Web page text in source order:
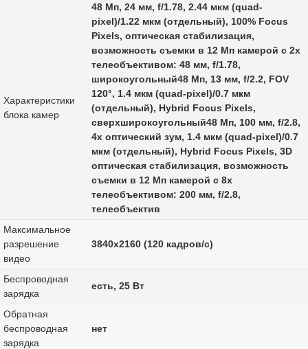
Характеристики
блока камер
48 Мп, 24 мм, f/1.78, 2.44 мкм (quad-
pixel)/1.22 мкм (отдельный), 100% Focus
Pixels, оптическая стабилизация,
возможность съемки в 12 Мп камерой с 2x
телеобъективом: 48 мм, f/1.78,
широкоугольный48 Мп, 13 мм, f/2.2, FOV
120°, 1.4 мкм (quad-pixel)/0.7 мкм
(отдельный), Hybrid Focus Pixels,
сверхширокоугольный48 Мп, 100 мм, f/2.8,
4x оптический зум, 1.4 мкм (quad-pixel)/0.7
мкм (отдельный), Hybrid Focus Pixels, 3D
оптическая стабилизация, возможность
съемки в 12 Мп камерой с 8x
телеобъективом: 200 мм, f/2.8,
телеобъектив
Максимальное
разрешение
видео
3840x2160 (120 кадров/с)
Беспроводная
зарядка
есть, 25 Вт
Обратная
беспроводная
зарядка
нет